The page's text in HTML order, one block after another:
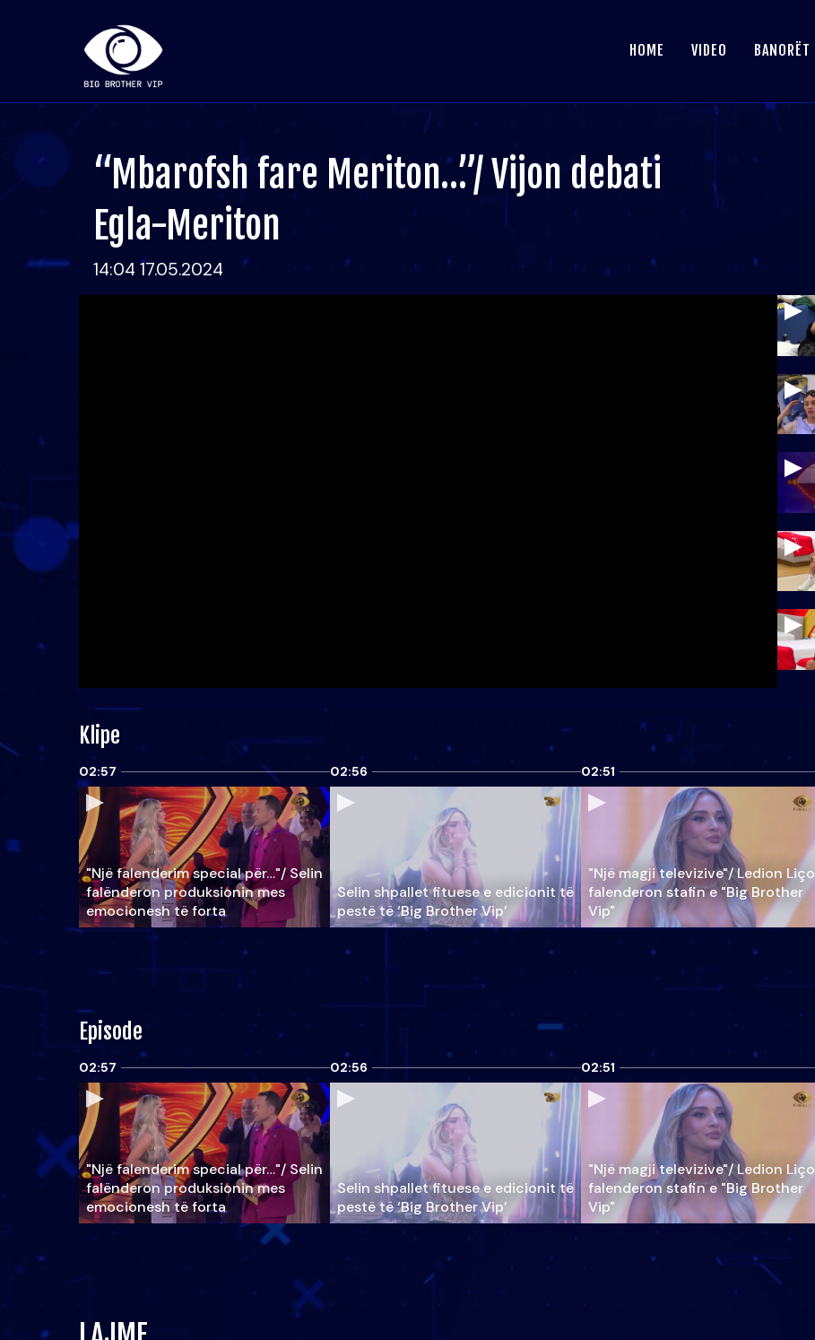
HOME VIDEO BANORËT
“Mbarofsh fare Meriton…”/ Vijon debati
Egla-Meriton
14:04 17.05.2024
Klipe
02:57
"Një falenderim special për…"/ Selin
falënderon produksionin mes
emocionesh të forta
02:56
Selin shpallet fituese e edicionit të
pestë të ‘Big Brother Vip’
02:51
"Një magji televizive"/ Ledion Liço
falenderon stafin e "Big Brother
Vip"
Episode
02:57
"Një falenderim special për…"/ Selin
falënderon produksionin mes
emocionesh të forta
02:56
Selin shpallet fituese e edicionit të
pestë të ‘Big Brother Vip’
02:51
"Një magji televizive"/ Ledion Liço
falenderon stafin e "Big Brother
Vip"